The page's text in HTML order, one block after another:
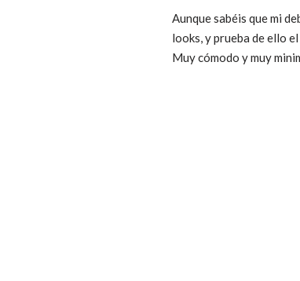
Aunque sabéis que mi
looks, y prueba de ello
Muy cómodo y muy